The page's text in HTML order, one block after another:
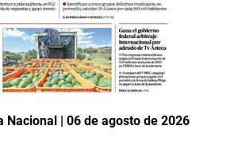
Nacional | 06 de agosto de 2026